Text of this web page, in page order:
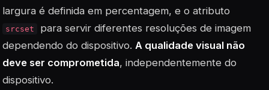
largura é definida em percentagem, e o atributo
srcset
para servir diferentes resoluções de imagem
dependendo do dispositivo. A qualidade visual não
deve ser comprometida, independentemente do
dispositivo.